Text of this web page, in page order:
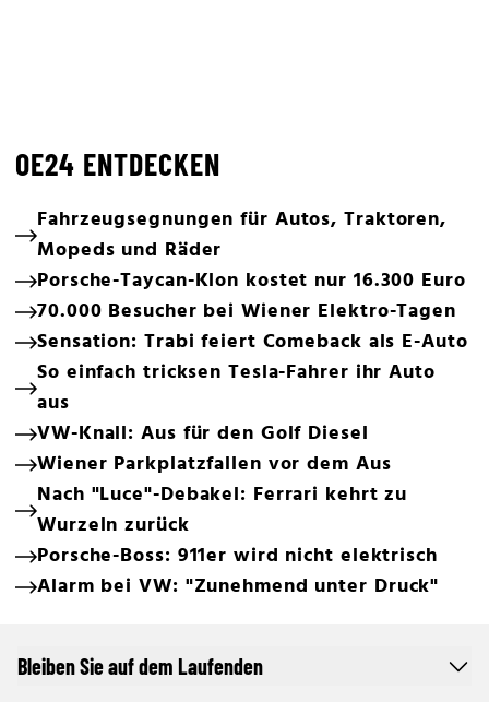
OE24 ENTDECKEN
Fahrzeugsegnungen für Autos, Traktoren,
Mopeds und Räder
Porsche-Taycan-Klon kostet nur 16.300 Euro
70.000 Besucher bei Wiener Elektro-Tagen
Sensation: Trabi feiert Comeback als E-Auto
So einfach tricksen Tesla-Fahrer ihr Auto
aus
VW-Knall: Aus für den Golf Diesel
Wiener Parkplatzfallen vor dem Aus
Nach "Luce"-Debakel: Ferrari kehrt zu
Wurzeln zurück
Porsche-Boss: 911er wird nicht elektrisch
Alarm bei VW: "Zunehmend unter Druck"
Bleiben Sie auf dem Laufenden